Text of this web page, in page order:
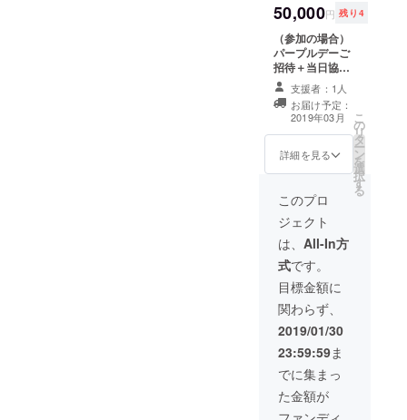
50,000円 残り4
（参加の場合）
パープルデーご
招待＋当日協賛
者お名前の掲示
＋参加賞＋お礼
の手紙＋作成さ
れたメッセージ
アートの貸し出
し
支援者：1人
お届け予定：
2019年03月
詳細を見る
こ
の
リ
タ
ー
ン
を
選
択
す
る
このプロ
ジェクト
は、 All-In方
式です。
目標金額に
関わらず、
2019/01/30
23:59:59ま
でに集まっ
た金額が